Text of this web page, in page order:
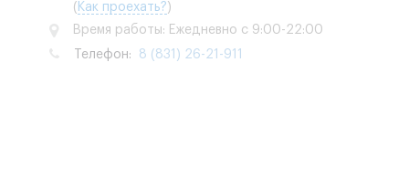
( Как проехать? )
Время работы: Ежедневно с 9:00-22:00
Телефон: 8 (831) 26-21-911